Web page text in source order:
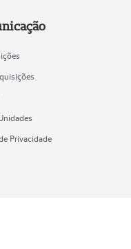
Privacidade